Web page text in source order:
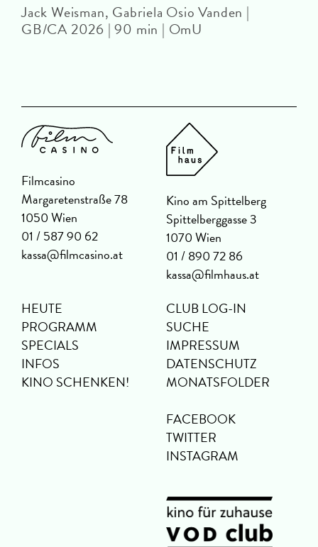
Jack Weisman, Gabriela Osio Vanden |
GB/CA 2026 | 90 min | OmU
Filmcasino
Margaretenstraße 78
1050 Wien
01 / 587 90 62
kassa@filmcasino.at
Kino am Spittelberg
Spittelberggasse 3
1070 Wien
01 / 890 72 86
kassa@filmhaus.at
HEUTE
PROGRAMM
SPECIALS
INFOS
KINO SCHENKEN!
CLUB LOG-IN
SUCHE
IMPRESSUM
DATENSCHUTZ
MONATSFOLDER
FACEBOOK
TWITTER
INSTAGRAM